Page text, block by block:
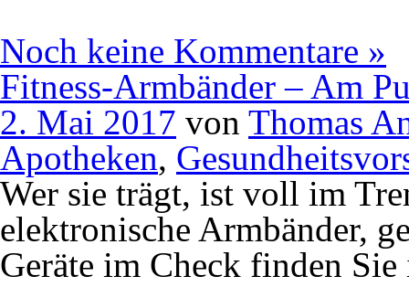
Noch keine Kommentare »
Fitness-Armbänder – Am
2. Mai 2017 von Thomas
Apotheken,
Wer sie trägt, ist voll im
elektronische Armbänder,
Geräte im Check finden